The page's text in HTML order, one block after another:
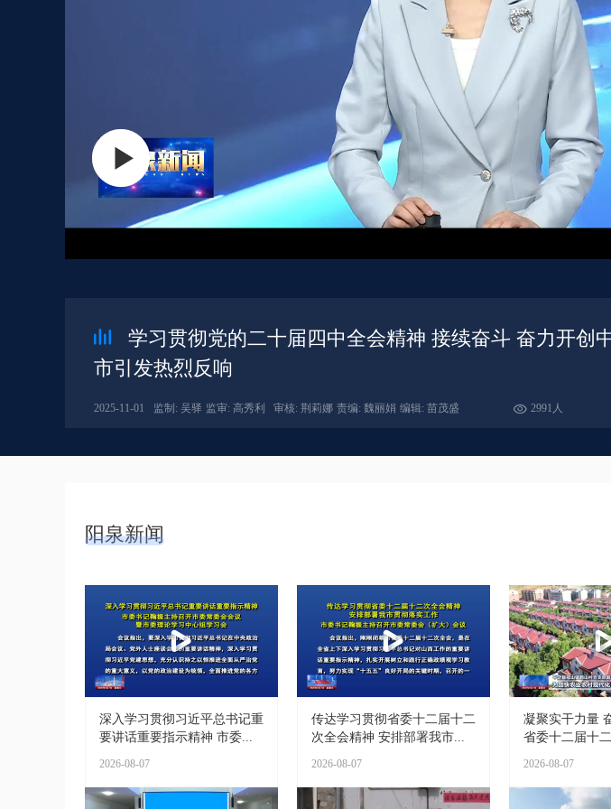
学习贯彻党的二十届四中全会精神 接续奋斗 奋力开
市引发热烈反响
2025-11-01 监制: 吴驿 监审: 高秀利 审核: 荆莉娜 责编: 魏丽娟 编辑: 苗茂盛 2991人
阳泉新闻
深入学习贯彻习近平总书记重
要讲话重要指示精神 市委...
2026-08-07
传达学习贯彻省委十二届十二
次全会精神 安排部署我市...
2026-08-07
凝聚实干力量
省委十二届十
2026-08-07